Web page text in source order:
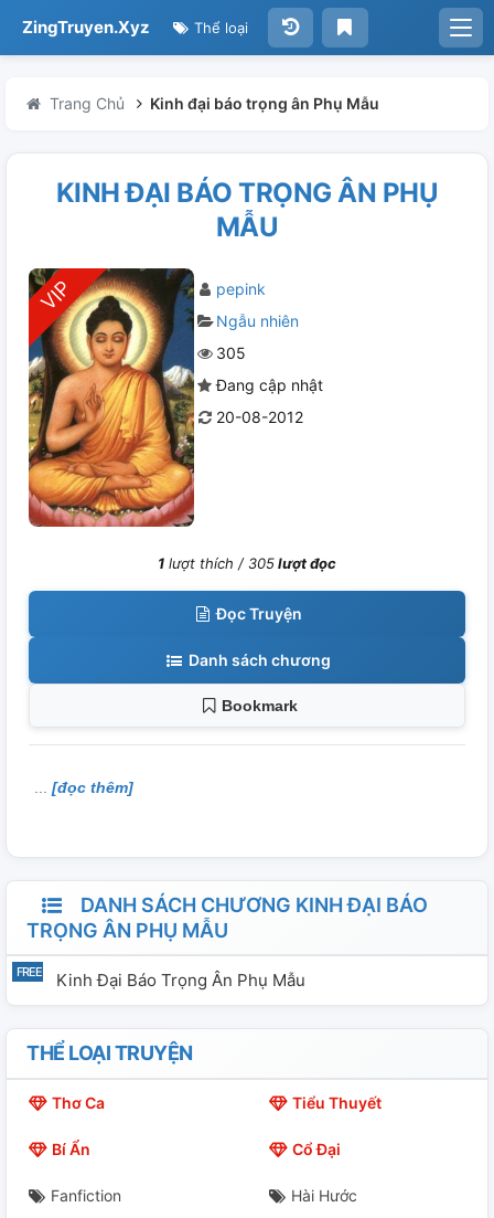
ZingTruyen.Xyz Thể loại
Trang Chủ Kinh đại báo trọng ân Phụ Mẫu
KINH ĐẠI BÁO TRỌNG ÂN PHỤ
MẪU
pepink
Ngẫu nhiên
305
Đang cập nhật
20-08-2012
1 lượt thích /305lượt đọc
Đọc Truyện
Danh sách chương
Bookmark
[đọc thêm]
DANH SÁCH CHƯƠNG KINH ĐẠI BÁO
TRỌNG ÂN PHỤ MẪU
Kinh Đại Báo Trọng Ân Phụ Mẫu
THỂ LOẠI TRUYỆN
Thơ Ca Tiểu Thuyết
Bí Ẩn Cổ Đại
Fanfiction Hài Hước